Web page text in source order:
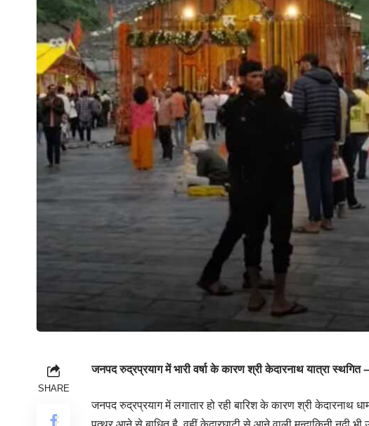
SHARE
जनपद रुद्रप्रयाग में भारी वर्षा के कारण श्री केदारनाथ यात्रा
जनपद रुद्रप्रयाग में लगातार हो रही बारिश के कारण श्री केदारनाथ